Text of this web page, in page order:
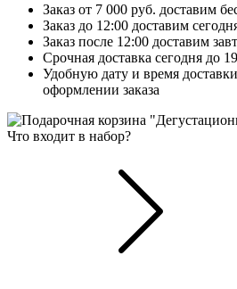
Заказ от 7 000 руб. доставим
Заказ до 12:00 доставим
Заказ после 12:00 доставим
Срочная доставка сегодня до
Удобную дату и время
оформлении заказа
Что входит в набор?